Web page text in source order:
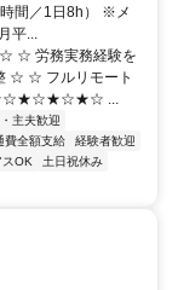
間／1日8h） ※メ
平...
務実務経験を
☆ ☆ フルリモート
...
主夫歓迎
費全額支給
経験者歓迎
スOK
土日祝休み